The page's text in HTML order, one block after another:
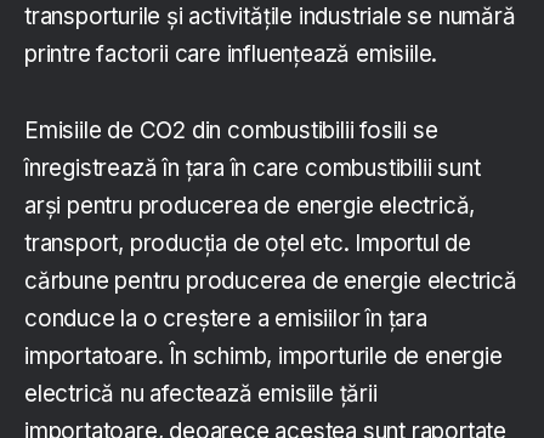
transporturile și activitățile industriale se numără
printre factorii care influențează emisiile.
Emisiile de CO2 din combustibilii fosili se
înregistrează în țara în care combustibilii sunt
arși pentru producerea de energie electrică,
transport, producția de oțel etc. Importul de
cărbune pentru producerea de energie electrică
conduce la o creștere a emisiilor în țara
importatoare. În schimb, importurile de energie
electrică nu afectează emisiile țării
importatoare, deoarece acestea sunt raportate